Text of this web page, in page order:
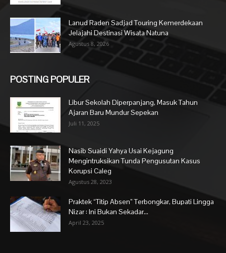
Lanud Raden Sadjad Touring Kemerdekaan
Jelajahi Destinasi Wisata Natuna
Agustus 8, 2026
POSTING POPULER
Libur Sekolah Diperpanjang, Masuk Tahun
Ajaran Baru Mundur Sepekan
Juli 11, 2025
Nasib Suaidi Yahya Usai Kejagung
Mengintruksikan Tunda Pengusutan Kasus
Korupsi Caleg
Agustus 28, 2023
Praktek “Titip Absen” Terbongkar, Bupati Lingga
Nizar : Ini Bukan Sekadar...
April 23, 2025